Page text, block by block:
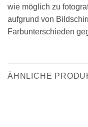
wie möglich zu
aufgrund von
Farbunterschieden
ÄHNLICHE